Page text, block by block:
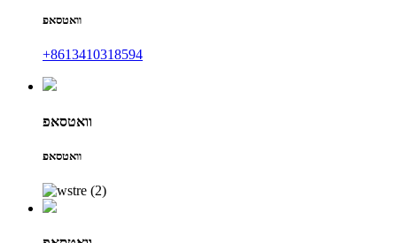
וואטסאפ
+8613410318594
וואטסאפ
וואטסאפ